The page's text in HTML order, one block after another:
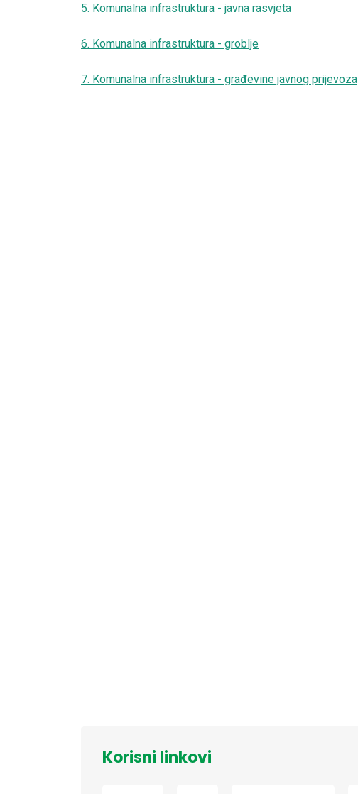
5. Komunalna infrastruktura - javna rasvjeta
6. Komunalna infrastruktura - groblje
7. Komunalna infrastruktura - građevine javnog prijevoza
Korisni linkovi